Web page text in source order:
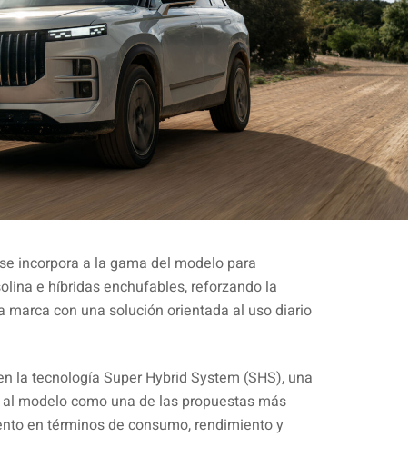
incorpora a la gama del modelo para
e híbridas enchufables, reforzando la
con una solución orientada al uso diario
la tecnología Super Hybrid System (SHS), una
modelo como una de las propuestas más
en términos de consumo, rendimiento y